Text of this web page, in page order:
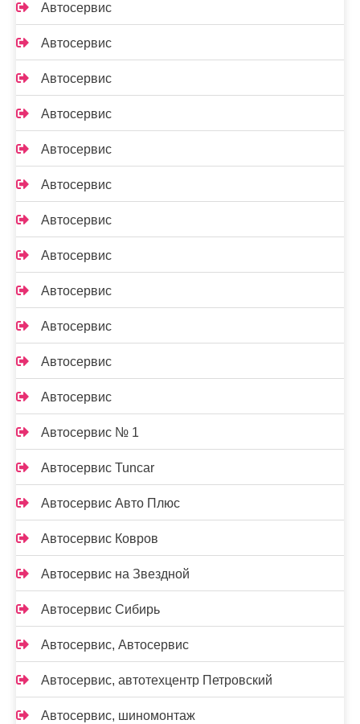
Автосервис
Автосервис
Автосервис
Автосервис
Автосервис
Автосервис
Автосервис
Автосервис
Автосервис
Автосервис
Автосервис
Автосервис
Автосервис № 1
Автосервис Tuncar
Автосервис Авто Плюс
Автосервис Ковров
Автосервис на Звездной
Автосервис Сибирь
Автосервис, Автосервис
Автосервис, автотехцентр Петровский
Автосервис, шиномонтаж